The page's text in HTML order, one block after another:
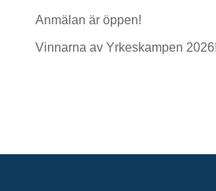
Anmälan är öppen!
Vinnarna av Yrkeskampen 2026!